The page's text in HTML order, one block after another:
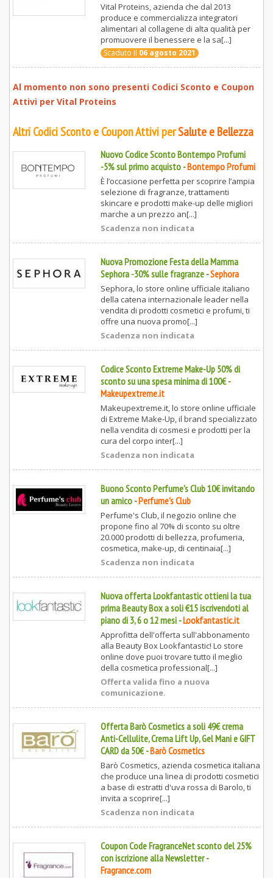
Vital Proteins, azienda che dal 2013
produce e commercializza integratori
alimentari al collagene di alta qualità per
promuovere il benessere e la sa[...]
Scaduto il 06 agosto 2021
Al momento non sono presenti Codici Sconto e Coupon
Attivi per Vital Proteins
Altri Codici Sconto e Coupon Attivi perSalute e Bellezza
Nuovo Codice Sconto Bontempo Profumi
-5% sul primo acquisto-Bontempo Profumi
È l’occasione perfetta per scoprire l’ampia
selezione di fragranze, trattamenti
skincare e prodotti make-up delle migliori
marche a un prezzo an[...]
Scadenza non indicata
Nuova Promozione Festa della Mamma
Sephora -30% sulle fragranze -Sephora
Sephora, lo store online ufficiale italiano
della catena internazionale leader nella
vendita di prodotti cosmetici e profumi, ti
offre una nuova promo[...]
Scadenza non indicata
Codice Sconto Extreme Make-Up 50% di
sconto su una spesa minima di 100€-
Makeupextreme.it
Makeupextreme.it, lo store online ufficiale
di Extreme Make-Up, il brand specializzato
nella vendita di cosmesi e prodotti per la
cura del corpo inter[...]
Scadenza non indicata
Buono Sconto Perfume's Club 10€ invitando
un amico-Perfume's Club
Perfume's Club, il negozio online che
propone fino al 70% di sconto su oltre
20.000 prodotti di bellezza, profumeria,
cosmetica, make-up, di centinaia[...]
Scadenza non indicata
Nuova offerta Lookfantastic ottieni la tua
prima Beauty Box a soli €15 iscrivendoti al
piano di 3, 6 o 12 mesi-Lookfantastic.it
Approfitta dell'offerta sull'abbonamento
alla Beauty Box Lookfantastic! Lo store
online dove puoi trovare tutto il meglio
della cosmetica professional[...]
Offerta valida fino a nuova
comunicazione.
Offerta Barò Cosmetics a soli 49€ crema
Anti-Cellulite, Crema Lift Up, Gel Mani e GIFT
CARD da 50€-Barò Cosmetics
Barò Cosmetics, azienda cosmetica italiana
che produce una linea di prodotti cosmetici
a base di estratti d'uva rossa di Barolo, ti
invita a scoprire[...]
Scadenza non indicata
Coupon Code FragranceNet sconto del 25%
con iscrizione alla Newsletter-
Fragrance.com